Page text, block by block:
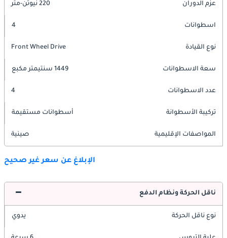
عزم الدوران 220 نيوتن-متر
اسطوانات 4
نوع القيادة Front Wheel Drive
سعة الاسطوانات 1449 سنتيمتر مكبع
عدد الاسطوانات 4
تركيبة الأسطوانة أسطوانات مستقيمة
المواصفات الإقليمية صينية
الإبلاغ عن سعر غير صحيح
ناقل الحركة ونظام الدفع
نوع ناقل الحركة يدوي